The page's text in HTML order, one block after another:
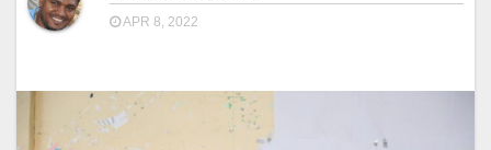
APR 8, 2022